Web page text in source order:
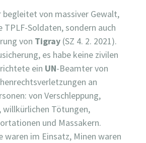
begleitet von massiver Gewalt,
TPLF-Soldaten, sondern auch
von Tigray (SZ 4. 2. 2021).
es habe keine zivilen
ein UN-Beamter von
an
von Verschleppung,
Tötungen,
und Massakern.
waren im Einsatz, Minen waren